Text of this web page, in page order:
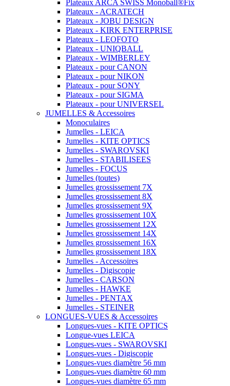
Plateaux ARCA SWISS Monoball®Fix
Plateaux - ACRATECH
Plateaux - JOBU DESIGN
Plateaux - KIRK ENTERPRISE
Plateaux - LEOFOTO
Plateaux - UNIQBALL
Plateaux - WIMBERLEY
Plateaux - pour CANON
Plateaux - pour NIKON
Plateaux - pour SONY
Plateaux - pour SIGMA
Plateaux - pour UNIVERSEL
JUMELLES & Accessoires
Monoculaires
Jumelles - LEICA
Jumelles - KITE OPTICS
Jumelles - SWAROVSKI
Jumelles - STABILISEES
Jumelles - FOCUS
Jumelles (toutes)
Jumelles grossissement 7X
Jumelles grossissement 8X
Jumelles grossissement 9X
Jumelles grossissement 10X
Jumelles grossissement 12X
Jumelles grossissement 14X
Jumelles grossissement 16X
Jumelles grossissement 18X
Jumelles - Accessoires
Jumelles - Digiscopie
Jumelles - CARSON
Jumelles - HAWKE
Jumelles - PENTAX
Jumelles - STEINER
LONGUES-VUES & Accessoires
Longues-vues - KITE OPTICS
Longue-vues LEICA
Longues-vues - SWAROVSKI
Longues-vues - Digiscopie
Longues-vues diamètre 56 mm
Longues-vues diamètre 60 mm
Longues-vues diamètre 65 mm